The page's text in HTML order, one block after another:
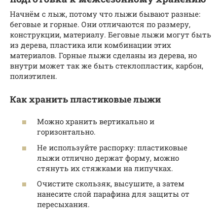
Начнём с лыж, потому что лыжи бывают разные:
беговые и горные. Они отличаются по размеру,
конструкции, материалу. Беговые лыжи могут быть
из дерева, пластика или комбинации этих
материалов. Горные лыжи сделаны из дерева, но
внутри может так же быть стеклопластик, карбон,
полиэтилен.
Как хранить пластиковые лыжи
Можно хранить вертикально и
горизонтально.
Не используйте распорку: пластиковые
лыжи отлично держат форму, можно
стянуть их стяжками на липучках.
Очистите скользяк, высушите, а затем
нанесите слой парафина для защиты от
пересыхания.